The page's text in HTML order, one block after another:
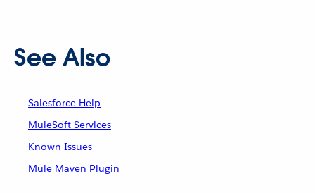
See Also
Salesforce Help
MuleSoft Services
Known Issues
Mule Maven Plugin